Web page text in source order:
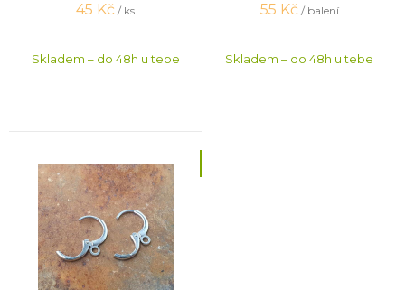
45 Kč / ks
Skladem – do 48h u tebe
55 Kč / balení
Skladem – do 48h u tebe